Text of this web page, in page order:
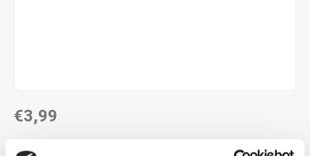
€3,99